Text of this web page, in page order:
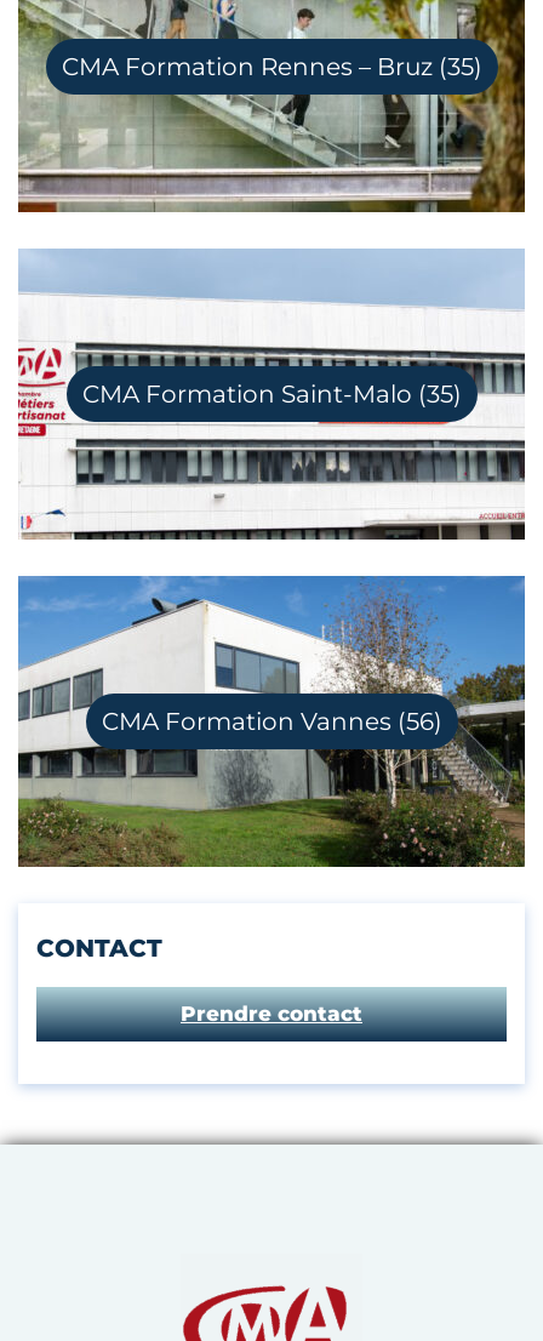
CMA Formation Rennes – Bruz (35)
CMA Formation Saint-Malo (35)
CMA Formation Vannes (56)
CONTACT
Prendre contact
Chambre de Métiers et